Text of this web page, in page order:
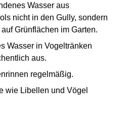
Wasser aus
nicht in den Gully, sondern
Grünflächen im Garten.
Wasser in Vogeltränken
aus.
regelmäßig.
wie Libellen und Vögel